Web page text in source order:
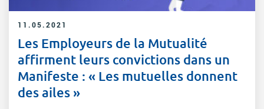
11.05.2021
Les Employeurs de la Mutualité
affirment leurs convictions dans un
Manifeste : « Les mutuelles donnent
des ailes »